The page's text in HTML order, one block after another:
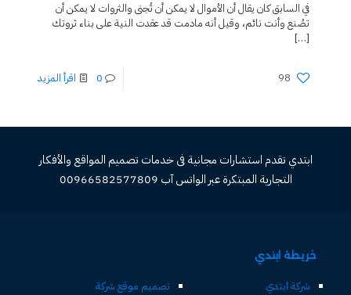
في السابق كان يقال أن الأموال لا يمكن أن تُجنى والثروات لا يمكن أن
تصُنع وأنت نائم، وقيل أنه مادمت قد عقدت النية على بناء ثروتك
[…]
98
0 اقرأ المزيد
ابتدي تقدم استشارات مجانية فى خدمات تصميم المواقع والأفكار
التجارية المبتكرة عبر الواتس آب 00966582577809
خريطة ابتدي
شركة ابتدي
تصميم موقع شركة